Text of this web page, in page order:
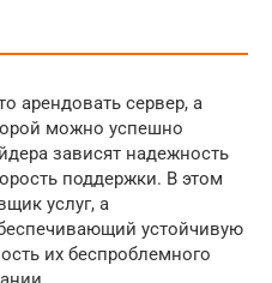
арендовать сервер, а
можно успешно
зависят надежность
поддержки. В этом
услуг, а
устойчивую
их беспроблемного